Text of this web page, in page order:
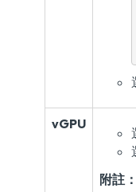
vGPU
附註：